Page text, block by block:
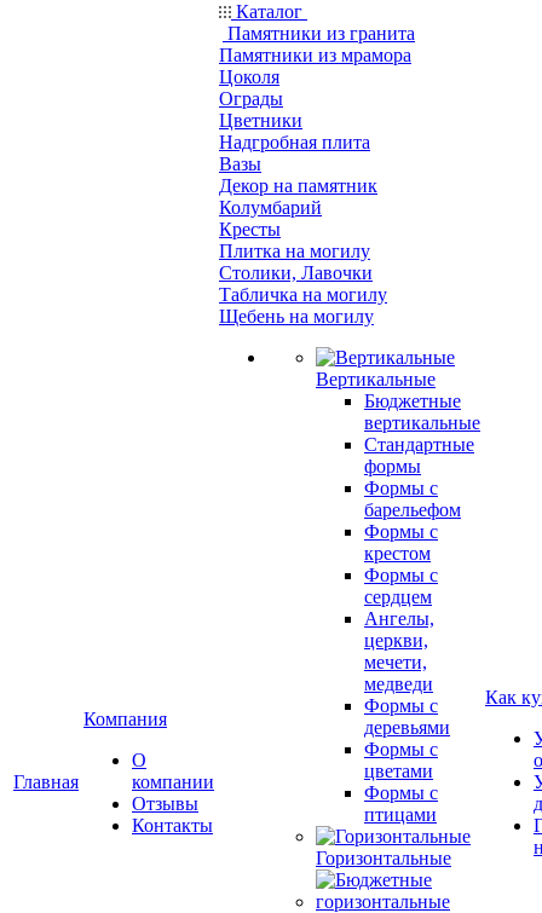
Главная
Компания
О
компании
Отзывы
Контакты
Каталог
Памятники из гранита
Памятники из мрамора
Цоколя
Ограды
Цветники
Надгробная плита
Вазы
Декор на памятник
Колумбарий
Кресты
Плитка на могилу
Столики, Лавочки
Табличка на могилу
Щебень на могилу
Вертикальные
Бюджетные
вертикальные
Стандартные
формы
Формы с
барельефом
Формы с
крестом
Формы с
сердцем
Ангелы,
церкви,
мечети,
медведи
Формы с
деревьями
Формы с
цветами
Формы с
птицами
Горизонтальные
Как